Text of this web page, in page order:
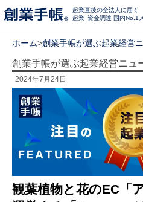
起業直後の全法人に届く
起業･資金調達 国内No.1
ホーム>創業手帳が選ぶ起業経営
創業手帳が選ぶ起業経営ニュ
2024年7月24日
観葉植物と花のEC「